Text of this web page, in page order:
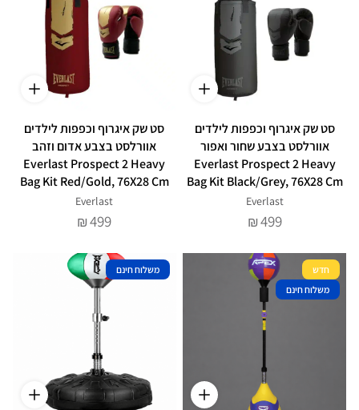
סט שק איגרוף וכפפות לילדים
אוורלסט בצבע שחור ואפור
Everlast Prospect 2 Heavy
Bag Kit Black/Grey, 76X28 Cm
Everlast
₪499
סט שק איגרוף וכפפות לילדים
אוורלסט בצבע אדום וזהב
Everlast Prospect 2 Heavy
Bag Kit Red/Gold, 76X28 Cm
Everlast
₪499
חדש
משלוח חינם
משלוח חינם